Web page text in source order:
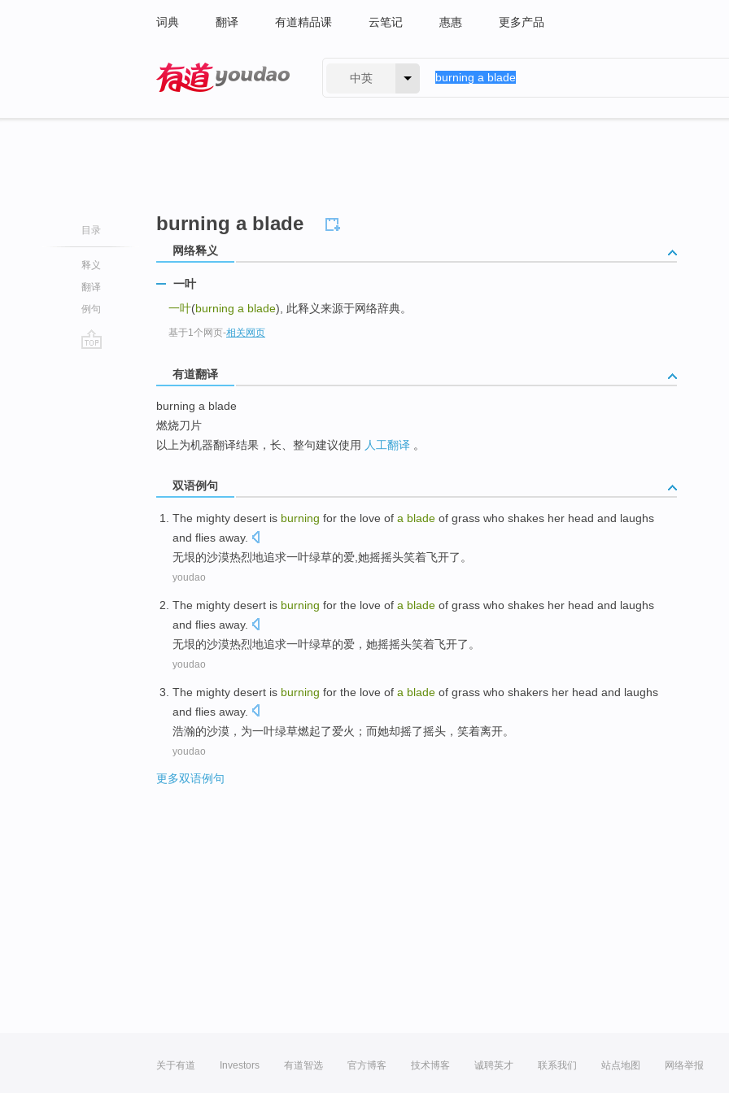
词典 翻译 有道精品课 云笔记 惠惠 更多产品
中英
目录
释义
翻译
例句
burning a blade
网络释义
一叶
一叶(burning a blade), 此释义来源于网络辞典。
基于1个网页-相关网页
有道翻译
burning a blade
燃烧刀片
以上为机器翻译结果，长、整句建议使用 人工翻译 。
双语例句
The mighty desert is burning for the love of a blade of grass who shakes her head and laughs
and flies away.
无垠的沙漠热烈地追求一叶绿草的爱 她摇摇头笑着飞开了。
youdao
The mighty desert is burning for the love of a blade of grass who shakes her head and laughs
and flies away.
无垠的沙漠热烈地追求一叶绿草的爱 ， 她摇摇头笑着飞开了。
youdao
The mighty desert is burning for the love of a blade of grass who shakers her head and laughs
and flies away.
浩瀚的沙漠 ， 为一叶绿草燃起了爱火；而她却摇了摇头 ， 笑着离开。
youdao
更多双语例句
关于有道 Investors 有道智选 官方博客 技术博客 诚聘英才 联系我们 站点地图 网络举报